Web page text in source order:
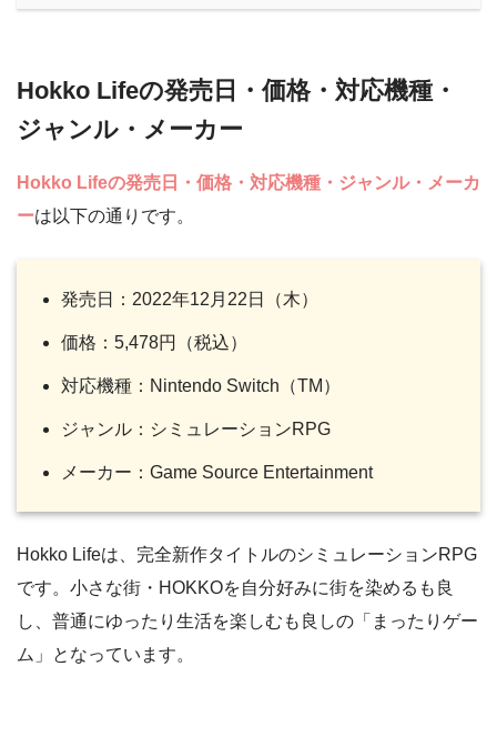
Hokko Lifeの発売日・価格・対応機種・
ジャンル・メーカー
Hokko Lifeの発売日・価格・対応機種・ジャンル・メーカ
ーは以下の通りです。
発売日：2022年12月22日（木）
価格：5,478円（税込）
対応機種：Nintendo Switch（TM）
ジャンル：シミュレーションRPG
メーカー：Game Source Entertainment
Hokko Lifeは、完全新作タイトルのシミュレーションRPG
です。小さな街・HOKKOを自分好みに街を染めるも良
し、普通にゆったり生活を楽しむも良しの「まったりゲー
ム」となっています。